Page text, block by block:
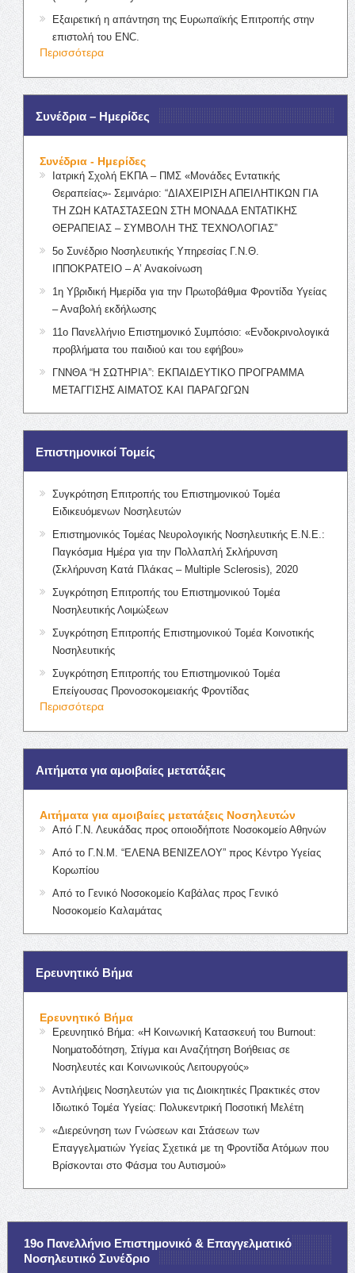
Εξαιρετική η απάντηση της Ευρωπαϊκής Επιτροπής στην
επιστολή του ENC.
Περισσότερα
Συνέδρια – Ημερίδες
Συνέδρια - Ημερίδες
Ιατρική Σχολή ΕΚΠΑ – ΠΜΣ «Μονάδες Εντατικής
Θεραπείας»- Σεμινάριο: “ΔΙΑΧΕΙΡΙΣΗ ΑΠΕΙΛΗΤΙΚΩΝ ΓΙΑ
ΤΗ ΖΩΗ ΚΑΤΑΣΤΑΣΕΩΝ ΣΤΗ ΜΟΝΑΔΑ ΕΝΤΑΤΙΚΗΣ
ΘΕΡΑΠΕΙΑΣ – ΣΥΜΒΟΛΗ ΤΗΣ ΤΕΧΝΟΛΟΓΙΑΣ”
5ο Συνέδριο Νοσηλευτικής Υπηρεσίας Γ.Ν.Θ.
ΙΠΠΟΚΡΑΤΕΙΟ – Α’ Ανακοίνωση
1η Υβριδική Ημερίδα για την Πρωτοβάθμια Φροντίδα Υγείας
– Αναβολή εκδήλωσης
11ο Πανελλήνιο Επιστημονικό Συμπόσιο: «Ενδοκρινολογικά
προβλήματα του παιδιού και του εφήβου»
ΓΝΝΘΑ “Η ΣΩΤΗΡΙΑ”: ΕΚΠΑΙΔΕΥΤΙΚΟ ΠΡΟΓΡΑΜΜΑ
ΜΕΤΑΓΓΙΣΗΣ ΑΙΜΑΤΟΣ ΚΑΙ ΠΑΡΑΓΩΓΩΝ
Επιστημονικοί Τομείς
Συγκρότηση Επιτροπής του Επιστημονικού Τομέα
Ειδικευόμενων Νοσηλευτών
Επιστημονικός Τομέας Νευρολογικής Νοσηλευτικής Ε.Ν.Ε.:
Παγκόσμια Ημέρα για την Πολλαπλή Σκλήρυνση
(Σκλήρυνση Κατά Πλάκας – Multiple Sclerosis), 2020
Συγκρότηση Επιτροπής του Επιστημονικού Τομέα
Νοσηλευτικής Λοιμώξεων
Συγκρότηση Επιτροπής Επιστημονικού Τομέα Κοινοτικής
Νοσηλευτικής
Συγκρότηση Επιτροπής του Επιστημονικού Τομέα
Επείγουσας Προνοσοκομειακής Φροντίδας
Περισσότερα
Αιτήματα για αμοιβαίες μετατάξεις
Αιτήματα για αμοιβαίες μετατάξεις Νοσηλευτών
Από Γ.Ν. Λευκάδας προς οποιοδήποτε Νοσοκομείο Αθηνών
Από το Γ.Ν.Μ. “ΕΛΕΝΑ ΒΕΝΙΖΕΛΟΥ” προς Κέντρο Υγείας
Κορωπίου
Από το Γενικό Νοσοκομείο Καβάλας προς Γενικό
Νοσοκομείο Καλαμάτας
Ερευνητικό Βήμα
Ερευνητικό Βήμα
Ερευνητικό Βήμα: «Η Κοινωνική Κατασκευή του Burnout:
Νοηματοδότηση, Στίγμα και Αναζήτηση Βοήθειας σε
Νοσηλευτές και Κοινωνικούς Λειτουργούς»
Αντιλήψεις Νοσηλευτών για τις Διοικητικές Πρακτικές στον
Ιδιωτικό Τομέα Υγείας: Πολυκεντρική Ποσοτική Μελέτη
«Διερεύνηση των Γνώσεων και Στάσεων των
Επαγγελματιών Υγείας Σχετικά με τη Φροντίδα Ατόμων που
Βρίσκονται στο Φάσμα του Αυτισμού»
19ο Πανελλήνιο Επιστημονικό & Επαγγελματικό
Νοσηλευτικό Συνέδριο